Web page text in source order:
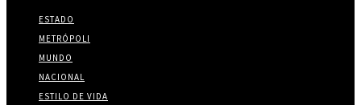
ESTADO
METRÓPOLI
MUNDO
NACIONAL
ESTILO DE VIDA